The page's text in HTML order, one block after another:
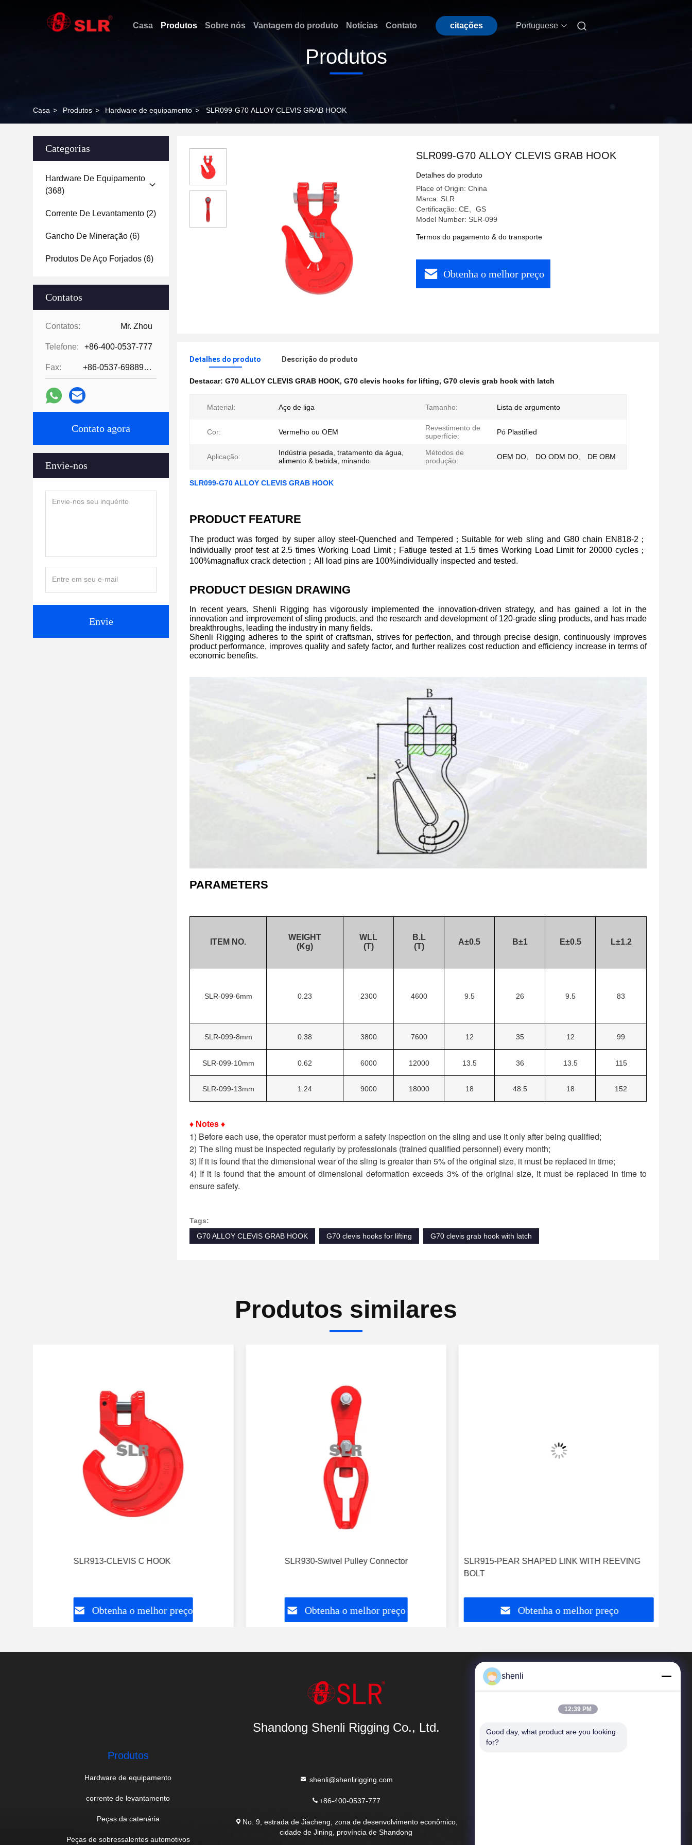
Casa Produtos Sobre nós Vantagem do produto Notícias Contato citações Portuguese 
Produtos
Casa > Produtos > Hardware de equipamento > SLR099-G70 ALLOY CLEVIS GRAB HOOK
Categorias
Hardware De Equipamento
(368)
Corrente De Levantamento (2)
Gancho De Mineração (6)
Produtos De Aço Forjados (6)
Contatos
Contatos: Mr. Zhou
Telefone: +86-400-0537-777
Fax: +86-0537-6988978
Contato agora
Envie-nos
Envie
SLR099-G70 ALLOY CLEVIS GRAB HOOK
Detalhes do produto
Place of Origin: China
Marca: SLR
Certificação: CE、GS
Model Number: SLR-099
Termos do pagamento & do transporte
Obtenha o melhor preço
Detalhes do produto Descrição do produto
Destacar: G70 ALLOY CLEVIS GRAB HOOK, G70 clevis hooks for lifting, G70 clevis grab hook with latch
Material: Aço de liga Tamanho: Lista de argumento
Cor: Vermelho ou OEM
Revestimento de
superfície:
Pó Plastified
Aplicação:
Indústria pesada, tratamento da água,
alimento & bebida, minando
Métodos de
produção:
OEM DO、 DO ODM DO、 DE OBM
SLR099-G70 ALLOY CLEVIS GRAB HOOK
PRODUCT FEATURE
The product was forged by super alloy steel-Quenched and Tempered；Suitable for web sling and G80 chain EN818-2；
Individually proof test at 2.5 times Working Load Limit；Fatiuge tested at 1.5 times Working Load Limit for 20000 cycles；
100%magnaflux crack detection；All load pins are 100%individually inspected and tested.
PRODUCT DESIGN DRAWING
In recent years, Shenli Rigging has vigorously implemented the innovation-driven strategy, and has gained a lot in the
innovation and improvement of sling products, and the research and development of 120-grade sling products, and has made
breakthroughs, leading the industry in many fields.
Shenli Rigging adheres to the spirit of craftsman, strives for perfection, and through precise design, continuously improves
product performance, improves quality and safety factor, and further realizes cost reduction and efficiency increase in terms of
economic benefits.
PARAMETERS
ITEM NO.
WEIGHT
(Kg)
WLL
(T)
B.L
(T)
A±0.5 B±1 E±0.5 L±1.2
SLR-099-6mm 0.23 2300 4600 9.5 26 9.5 83
SLR-099-8mm 0.38 3800 7600 12 35 12 99
SLR-099-10mm 0.62 6000 12000 13.5 36 13.5 115
SLR-099-13mm 1.24 9000 18000 18 48.5 18 152
♦ Notes ♦
1) Before each use, the operator must perform a safety inspection on the sling and use it only after being qualified;
2) The sling must be inspected regularly by professionals (trained qualified personnel) every month;
3) If it is found that the dimensional wear of the sling is greater than 5% of the original size, it must be replaced in time;
4) If it is found that the amount of dimensional deformation exceeds 3% of the original size, it must be replaced in time to
ensure safety.
Tags:
G70 ALLOY CLEVIS GRAB HOOK
G70 clevis hooks for lifting G70 clevis grab hook with latch
Produtos similares
SLR913-CLEVIS C HOOK
Obtenha o melhor preço
SLR930-Swivel Pulley Connector
Obtenha o melhor preço
SLR915-PEAR SHAPED LINK WITH REEVING
BOLT
Obtenha o melhor preço
Shandong Shenli Rigging Co., Ltd.
Produtos
Hardware de equipamento
corrente de levantamento
Peças da catenária
Peças de sobressalentes automotivos
shenli@shenlirigging.com
+86-400-0537-777
No. 9, estrada de Jiacheng, zona de desenvolvimento econômico,
cidade de Jining, província de Shandong
shenli
12:39 PM
Good day, what product are you looking
for?